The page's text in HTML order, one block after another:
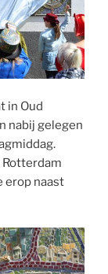
in Oud
nabij gelegen
Rotterdam
erop naast